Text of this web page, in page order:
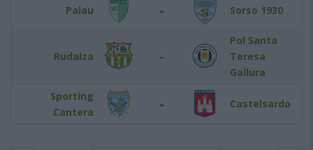
Palau - Sorso 1930
Rudalza -
Pol Santa
Teresa
Gallura
Sporting
Cantera
- Castelsardo